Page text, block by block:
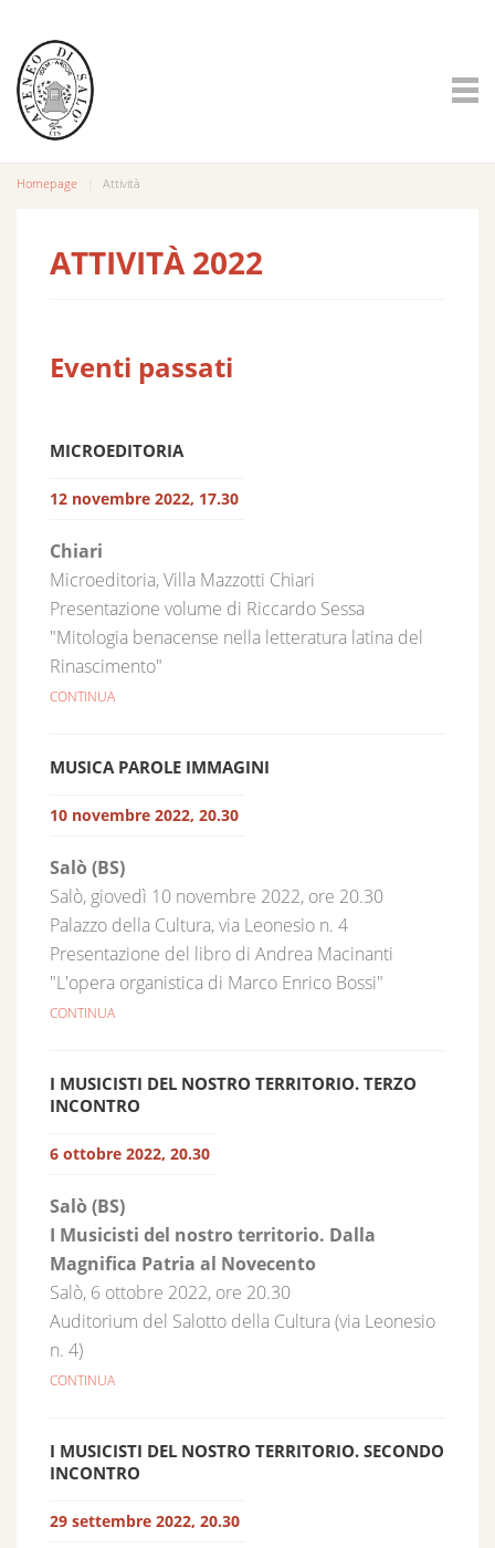
Homepage Attività
ATTIVITÀ 2022
Eventi passati
MICROEDITORIA
12 novembre 2022, 17.30
Chiari
Microeditoria, Villa Mazzotti Chiari
Presentazione volume di Riccardo Sessa
"Mitologia benacense nella letteratura latina del
Rinascimento"
CONTINUA
MUSICA PAROLE IMMAGINI
10 novembre 2022, 20.30
Salò (BS)
Salò, giovedì 10 novembre 2022, ore 20.30
Palazzo della Cultura, via Leonesio n. 4
Presentazione del libro di Andrea Macinanti
"L'opera organistica di Marco Enrico Bossi"
CONTINUA
I MUSICISTI DEL NOSTRO TERRITORIO. TERZO
INCONTRO
6 ottobre 2022, 20.30
Salò (BS)
I Musicisti del nostro territorio. Dalla
Magnifica Patria al Novecento
Salò, 6 ottobre 2022, ore 20.30
Auditorium del Salotto della Cultura (via Leonesio
n. 4)
CONTINUA
I MUSICISTI DEL NOSTRO TERRITORIO. SECONDO
INCONTRO
29 settembre 2022, 20.30